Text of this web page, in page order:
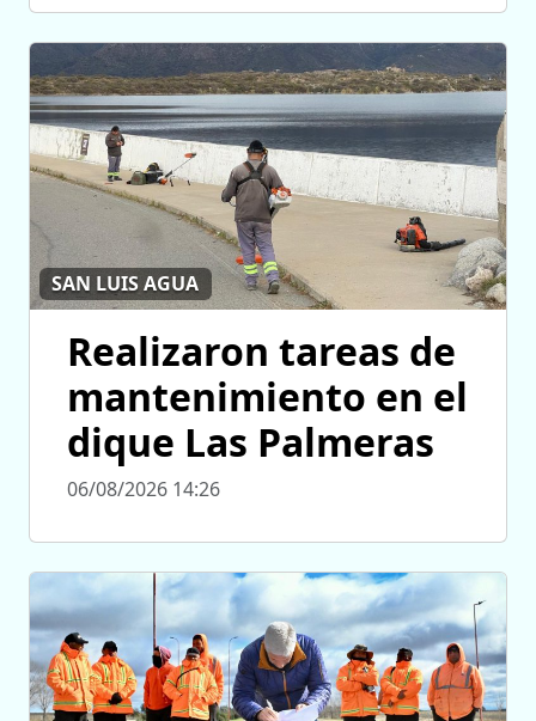
SAN LUIS AGUA
Realizaron tareas de
mantenimiento en el
dique Las Palmeras
06/08/2026 14:26